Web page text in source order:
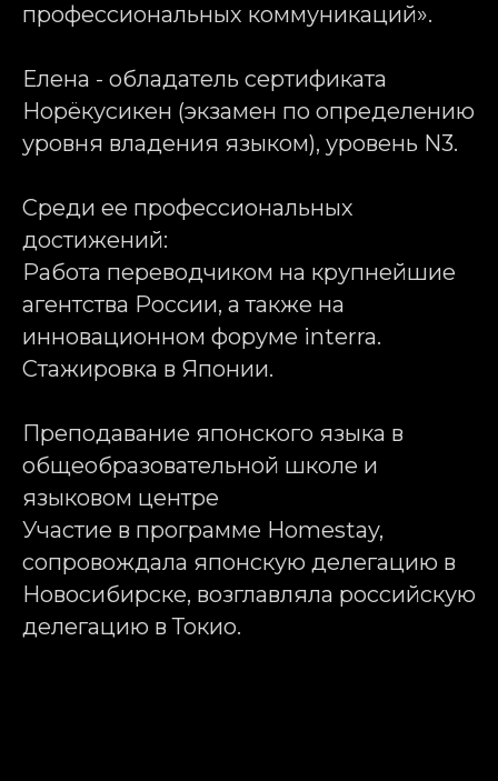
профессиональных коммуникаций».
Елена - обладатель сертификата
Норёкусикен (экзамен по определению
уровня владения языком), уровень N3.
Среди ее профессиональных
достижений:
Работа переводчиком на крупнейшие
агентства России, а также на
инновационном форуме interra.
Стажировка в Японии.
Преподавание японского языка в
общеобразовательной школе и
языковом центре
Участие в программе Homestay,
сопровождала японскую делегацию в
Новосибирске, возглавляла российскую
делегацию в Токио.